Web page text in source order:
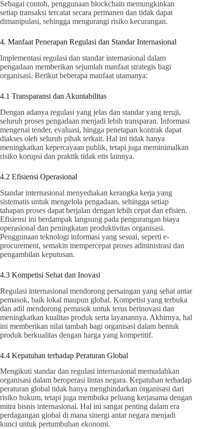
Sebagai contoh, penggunaan blockchain memungkinkan
setiap transaksi tercatat secara permanen dan tidak dapat
dimanipulasi, sehingga mengurangi risiko kecurangan.
4. Manfaat Penerapan Regulasi dan Standar Internasional
Implementasi regulasi dan standar internasional dalam
pengadaan memberikan sejumlah manfaat strategis bagi
organisasi. Berikut beberapa manfaat utamanya:
4.1 Transparansi dan Akuntabilitas
Dengan adanya regulasi yang jelas dan standar yang teruji,
seluruh proses pengadaan menjadi lebih transparan. Informasi
mengenai tender, evaluasi, hingga penetapan kontrak dapat
diakses oleh seluruh pihak terkait. Hal ini tidak hanya
meningkatkan kepercayaan publik, tetapi juga meminimalkan
risiko korupsi dan praktik tidak etis lainnya.
4.2 Efisiensi Operasional
Standar internasional menyediakan kerangka kerja yang
sistematis untuk mengelola pengadaan, sehingga setiap
tahapan proses dapat berjalan dengan lebih cepat dan efisien.
Efisiensi ini berdampak langsung pada pengurangan biaya
operasional dan peningkatan produktivitas organisasi.
Penggunaan teknologi informasi yang sesuai, seperti e-
procurement, semakin mempercepat proses administrasi dan
pengambilan keputusan.
4.3 Kompetisi Sehat dan Inovasi
Regulasi internasional mendorong persaingan yang sehat antar
pemasok, baik lokal maupun global. Kompetisi yang terbuka
dan adil mendorong pemasok untuk terus berinovasi dan
meningkatkan kualitas produk serta layanannya. Akhirnya, hal
ini memberikan nilai tambah bagi organisasi dalam bentuk
produk berkualitas dengan harga yang kompetitif.
4.4 Kepatuhan terhadap Peraturan Global
Mengikuti standar dan regulasi internasional memudahkan
organisasi dalam beroperasi lintas negara. Kepatuhan terhadap
peraturan global tidak hanya menghindarkan organisasi dari
risiko hukum, tetapi juga membuka peluang kerjasama dengan
mitra bisnis internasional. Hal ini sangat penting dalam era
perdagangan global di mana sinergi antar negara menjadi
kunci untuk pertumbuhan ekonomi.